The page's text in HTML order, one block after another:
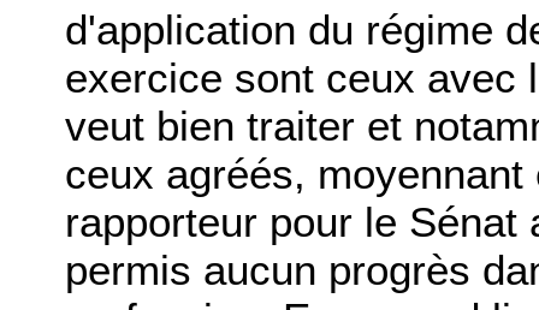
d'application du régime
exercice sont ceux avec
veut bien traiter et
ceux agréés,
rapporteur pour le
permis aucun progrès